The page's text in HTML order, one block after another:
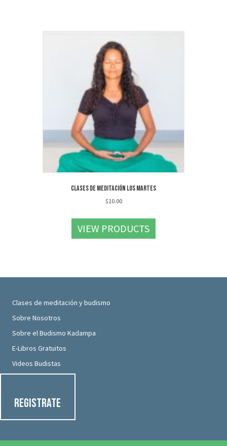
Clases de meditación los martes
$10.00
VIEW PRODUCTS
Clases de meditación y budismo
Sobre Nosotros
Sobre el Budismo Kadampa
E-Libros Gratuitos
Videos Budistas
Registrate